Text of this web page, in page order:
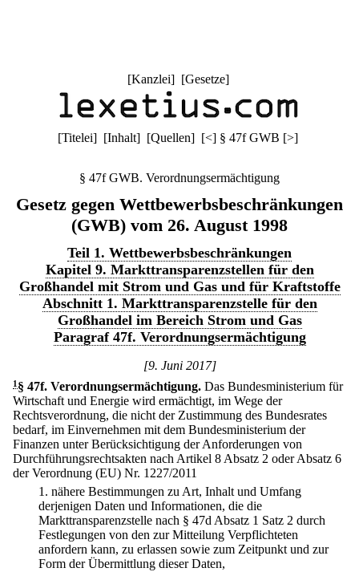
[Kanzlei] [Gesetze]
[Titelei] [Inhalt] [Quellen] [<] § 47f GWB [>]
§ 47f GWB. Verordnungsermächtigung
Gesetz gegen Wettbewerbsbeschränkungen
(GWB) vom 26. August 1998
Teil 1. Wettbewerbsbeschränkungen
Kapitel 9. Markttransparenzstellen für den
Großhandel mit Strom und Gas und für Kraftstoffe
Abschnitt 1. Markttransparenzstelle für den
Großhandel im Bereich Strom und Gas
Paragraf 47f. Verordnungsermächtigung
[9. Juni 2017]
1 § 47f. Verordnungsermächtigung. Das Bundesministerium für
Wirtschaft und Energie wird ermächtigt, im Wege der
Rechtsverordnung, die nicht der Zustimmung des Bundesrates
bedarf, im Einvernehmen mit dem Bundesministerium der
Finanzen unter Berücksichtigung der Anforderungen von
Durchführungsrechtsakten nach Artikel 8 Absatz 2 oder Absatz 6
der Verordnung (EU) Nr. 1227/2011
1. nähere Bestimmungen zu Art, Inhalt und Umfang
derjenigen Daten und Informationen, die die
Markttransparenzstelle nach § 47d Absatz 1 Satz 2 durch
Festlegungen von den zur Mitteilung Verpflichteten
anfordern kann, zu erlassen sowie zum Zeitpunkt und zur
Form der Übermittlung dieser Daten,